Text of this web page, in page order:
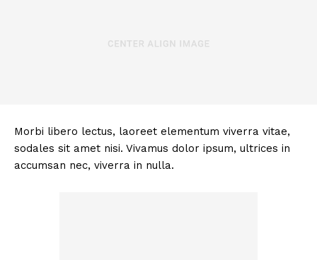
Morbi libero lectus, laoreet elementum viverra vitae,
sodales sit amet nisi. Vivamus dolor ipsum, ultrices in
accumsan nec, viverra in nulla.